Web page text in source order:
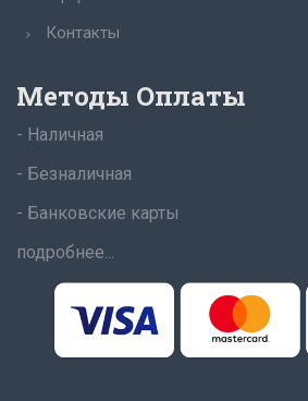
Контакты
Методы Оплаты
- Наличная
- Безналичная
- Банковские карты
подробнее...